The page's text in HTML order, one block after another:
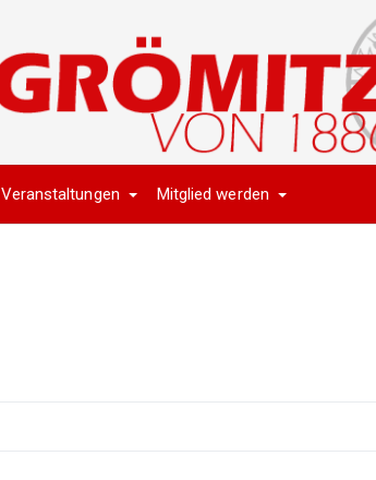
Veranstaltungen Mitglied werden